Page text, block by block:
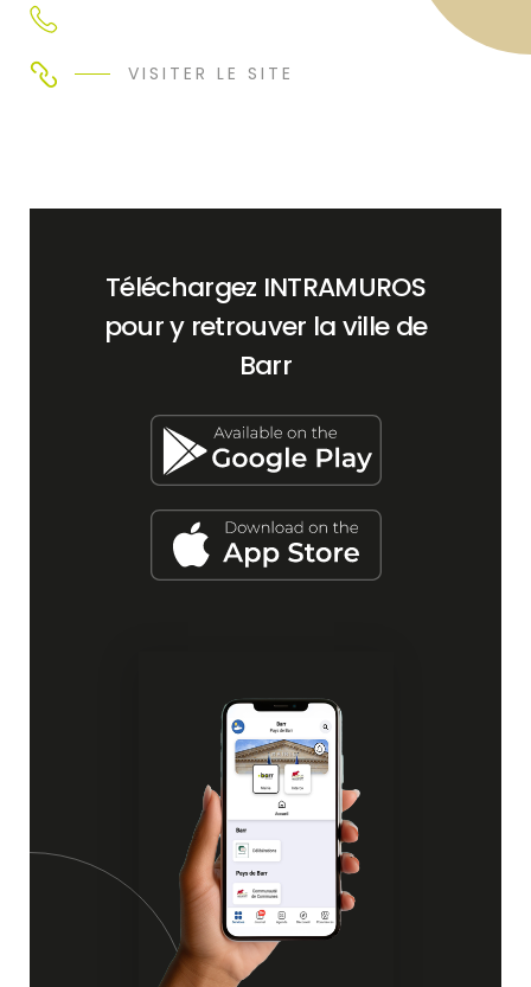
VISITER LE SITE
Téléchargez INTRAMUROS
pour y retrouver la ville de
Barr